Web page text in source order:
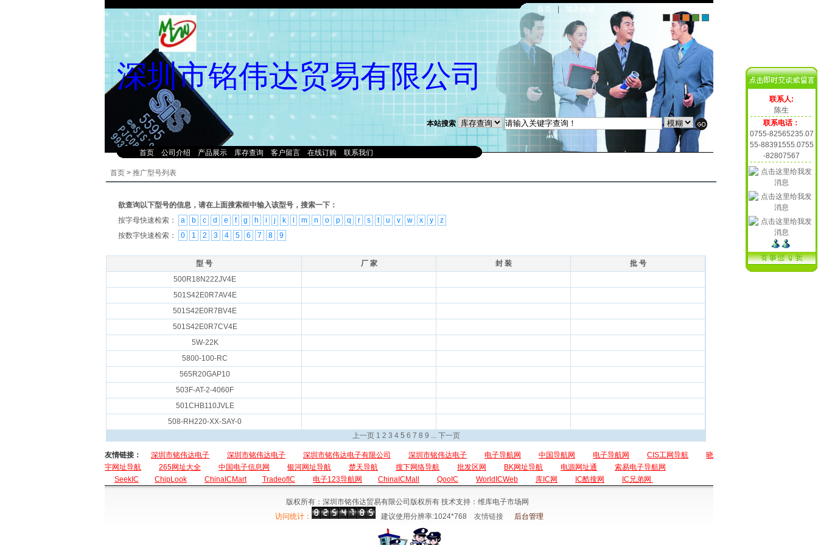
联系人:
陈生
联系电话：
0755-82565235.07
55-88391555.0755
-82807567
首页 加入收藏
本站搜索
首页 公司介绍 产品展示 库存查询 客户留言 在线订购 联系我们
深圳市铭伟达贸易有限公司
首页 > 推广型号列表
欲查询以下型号的信息，请在上面搜索框中输入该型号，搜索一下：
按字母快速检索：
a b c d e f g h i j k m n o p q r s t u v w x y
z
按数字快速检索：
0 1 2 3 4 5 6 7 8 9
型 号 厂 家 封 装
批 号
500R18N222JV4E
501S42E0R7AV4E
501S42E0R7BV4E
501S42E0R7CV4E
5W-22K
5800-100-RC
565R20GAP10
503F-AT-2-4060F
501CHB110JVLE
508-RH220-XX-SAY-0
上一页 1 2 3 4 5 6 7 8 9 ... 下一页
友情链接： 深圳市铭伟达电子 深圳市铭伟达电子 深圳市铭伟达电子有限公司 深圳市铭伟达电子 电子导航网 中国导航网 电子导航网 CIS工网导航
晓
宇网址导航
265网址大全 中国电子信息网 银河网址导航 楚天导航 搜下网络导航 批发区网 BK网址导航 电源网址通
索易电子导航网
SeekIC
ChipLook ChinaICMart TradeofIC 电子123导航网 ChinaICMall QooIC WorldICWeb 库IC网 IC酷搜网 IC兄弟网
版权所有：深圳市铭伟达贸易有限公司版权所有 技术支持：维库电子市场网
访问统计：
建议使用分辨率:1024*768 友情链接 后台管理